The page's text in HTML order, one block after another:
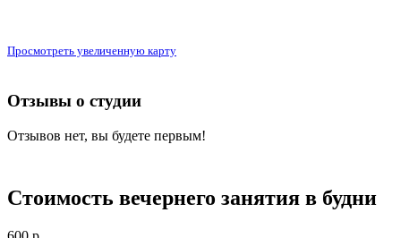
Просмотреть увеличенную карту
Отзывы о студии
Отзывов нет, вы будете первым!
Стоимость вечернего занятия в будни